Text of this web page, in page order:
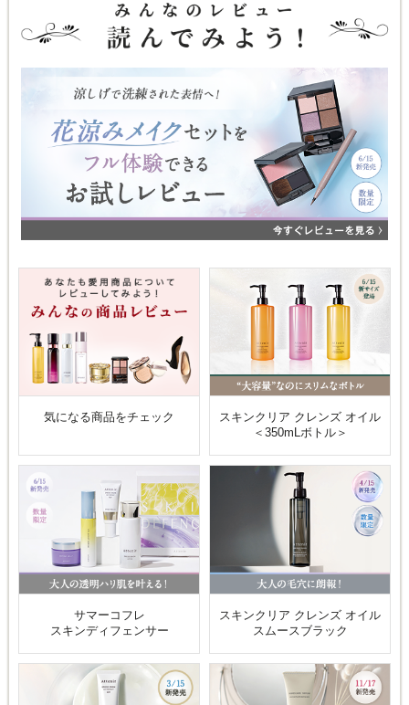
気になる商品をチェック
スキンクリア クレンズ オイル
＜350mLボトル＞
サマーコフレ
スキンディフェンサー
スキンクリア クレンズ オイル
スムースブラック